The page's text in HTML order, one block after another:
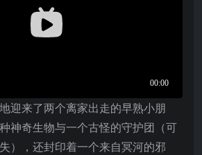
迎来了两个离家出走的早熟小朋
神奇生物与一个古怪的守护团（可
），还封印着一个来自冥河的邪